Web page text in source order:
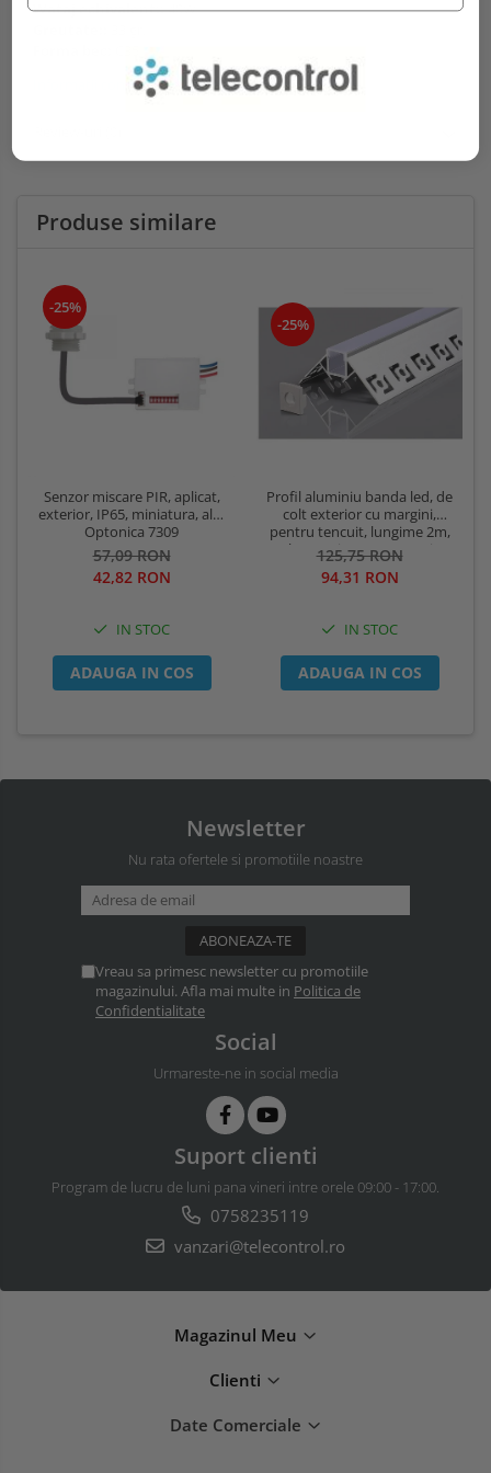
Wataj echivalent::40W
Informatii conformitate produs
Produse similare
-25%
Senzor miscare PIR, aplicat,
exterior, IP65, miniatura, alb,
Optonica 7309
57,09 RON
42,82 RON
IN STOC
ADAUGA IN COS
-25%
Profil aluminiu banda led, de
colt exterior cu margini,
pentru tencuit, lungime 2m,
culoare gri natur, Optonica
5165
125,75 RON
94,31 RON
IN STOC
ADAUGA IN COS
Newsletter
Nu rata ofertele si promotiile noastre
Vreau sa primesc newsletter cu promotiile
magazinului. Afla mai multe in Politica de
Confidentialitate
Social
Urmareste-ne in social media
Suport clienti
Program de lucru de luni pana vineri intre orele 09:00 - 17:00.
0758235119
vanzari@telecontrol.ro
Magazinul Meu
Clienti
Date Comerciale